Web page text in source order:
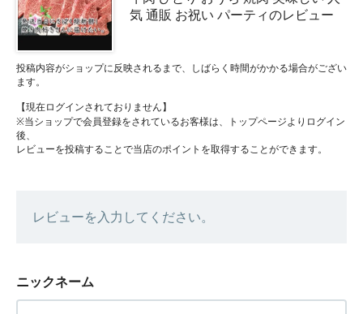
気 通販 お祝い パーティのレビュー
投稿内容がショップに反映されるまで、しばらく時間がかかる場合がござい
ます。
【現在ログインされておりません】
※当ショップで会員登録をされているお客様は、トップページよりログイン
後、
レビューを投稿することで当店のポイントを取得することができます。
レビューを入力してください。
ニックネーム